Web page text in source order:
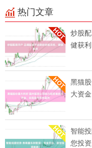
热门文章
炒股
健获利
黑猫
大资
智能
您投资